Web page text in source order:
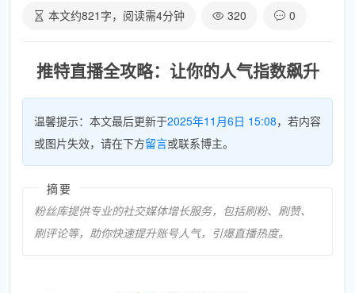
本文约821 字，阅读需4分钟 320 0
推特直播全攻略：让你的人气指数飙升
温馨提示：本文最后更新于2025年11月6日 15:08，若内容
或图片失效，请在下方留言或联系博主。
摘要
粉丝库提供专业的社交媒体增长服务，包括刷粉、刷赞、
刷评论等，助你快速提升账号人气，引爆直播热度。